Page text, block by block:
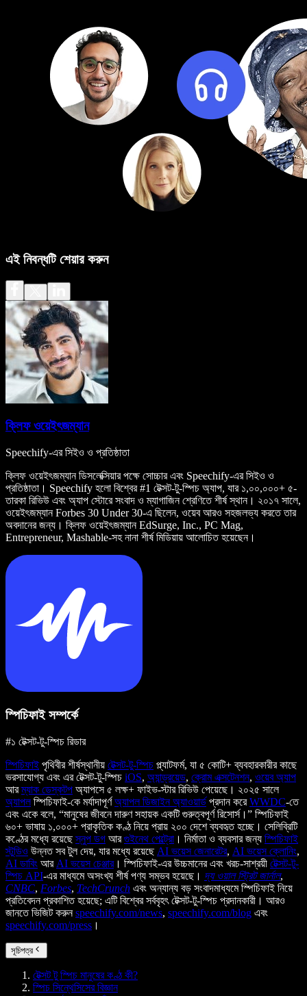
এই নিবন্ধটি শেয়ার করুন
ক্লিফ ওয়েইৎজম্যান
Speechify-এর সিইও ও প্রতিষ্ঠাতা
ক্লিফ ওয়েইৎজম্যান ডিসলেক্সিয়ার পক্ষে সোচ্চার এবং Speechify-এর সিইও ও
প্রতিষ্ঠাতা। Speechify হলো বিশ্বের #1 টেক্সট-টু-স্পিচ অ্যাপ, যার ১,০০,০০০+ ৫-
তারকা রিভিউ এবং অ্যাপ স্টোরে সংবাদ ও ম্যাগাজিন শ্রেণিতে শীর্ষ স্থান। ২০১৭ সালে,
ওয়েইৎজম্যান Forbes 30 Under 30-এ ছিলেন, ওয়েব আরও সহজলভ্য করতে তার
অবদানের জন্য। ক্লিফ ওয়েইৎজম্যান EdSurge, Inc., PC Mag,
Entrepreneur, Mashable-সহ নানা শীর্ষ মিডিয়ায় আলোচিত হয়েছেন।
স্পিচিফাই সম্পর্কে
#১ টেক্সট-টু-স্পিচ রিডার
স্পিচিফাই পৃথিবীর শীর্ষস্থানীয় টেক্সট-টু-স্পিচ প্ল্যাটফর্ম, যা ৫ কোটি+ ব্যবহারকারীর কাছে
ভরসাযোগ্য এবং এর টেক্সট-টু-স্পিচ iOS, অ্যান্ড্রয়েড, ক্রোম এক্সটেনশন, ওয়েব অ্যাপ
আরম্যাক ডেস্কটপ অ্যাপসে ৫ লক্ষ+ ফাইভ-স্টার রিভিউ পেয়েছে। ২০২৫ সালে
অ্যাপলস্পিচিফাই-কে মর্যাদাপূর্ণঅ্যাপল ডিজাইন অ্যাওয়ার্ড প্রদান করেWWDC-তে
এবং একে বলে, “মানুষের জীবনে দারুণ সহায়ক একটি গুরুত্বপূর্ণ রিসোর্স।” স্পিচিফাই
৬০+ ভাষায় ১,০০০+ প্রাকৃতিক কণ্ঠ নিয়ে প্রায় ২০০ দেশে ব্যবহৃত হচ্ছে। সেলিব্রিটি
কণ্ঠের মধ্যে রয়েছেস্নুপ ডগ আরগুইনেথ পেল্ট্রো । নির্মাতা ও ব্যবসার জন্য স্পিচিফাই
স্টুডিও উন্নত সব টুল দেয়, যার মধ্যে রয়েছে AI ভয়েস জেনারেটর, AI ভয়েস ক্লোনিং,
AI ডাবিং আর AI ভয়েস চেঞ্জার। স্পিচিফাই-এর উচ্চমানের এবং খরচ-সাশ্রয়ী টেক্সট-টু-
স্পিচ API-এর মাধ্যমে অসংখ্য শীর্ষ পণ্য সম্ভব হয়েছে। দ্য ওয়াল স্ট্রিট জার্নাল,
CNBC, Forbes, TechCrunch এবং অন্যান্য বড় সংবাদমাধ্যমে স্পিচিফাই নিয়ে
প্রতিবেদন প্রকাশিত হয়েছে; এটি বিশ্বের সর্ববৃহৎ টেক্সট-টু-স্পিচ প্রদানকারী। আরও
জানতে ভিজিট করুনspeechify.com/news, speechify.com/blog এবং
speechify.com/press ।
সূচিপত্র
টেক্সট টু স্পিচ মানুষের কণ্ঠ কী?
স্পিচ সিন্থেসিসের বিজ্ঞান